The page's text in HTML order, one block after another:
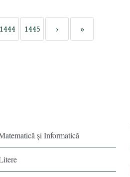
1444 1445 › »
şi Informatică